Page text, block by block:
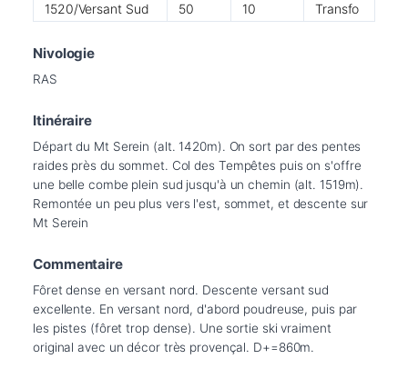
1520/Versant Sud
50 10 Transfo
Nivologie
RAS
Itinéraire
Départ du Mt Serein (alt. 1420m). On sort par des pentes
raides près du sommet. Col des Tempêtes puis on s'offre
une belle combe plein sud jusqu'à un chemin (alt. 1519m).
Remontée un peu plus vers l'est, sommet, et descente sur
Mt Serein
Commentaire
Fôret dense en versant nord. Descente versant sud
excellente. En versant nord, d'abord poudreuse, puis par
les pistes (fôret trop dense). Une sortie ski vraiment
original avec un décor très provençal. D+=860m.